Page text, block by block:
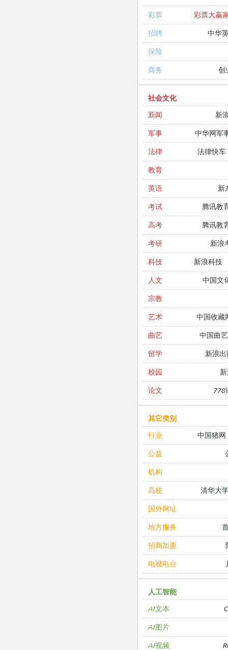
彩票 彩票大赢
招聘 中华
保险
商务 创
社会文化
新闻
新
军事 中华网军
法律 法律快车
教育
英语 新
考试 腾讯教
高考 腾讯教
考研 新浪
科技 新浪科技
人文 中国文
宗教
艺术 中国收藏
曲艺 中国曲
留学 新浪
校园
论文 778
其它类别
行业
中国猪网
公益
机构
高校 清华大
国外网址
地方服务
招商加盟
电视电台
人工智能
AI文本
AI图片
AI视频